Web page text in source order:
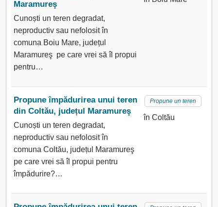
Maramureş
Cunoști un teren degradat,
neproductiv sau nefolosit în
comuna Boiu Mare, județul
Maramureş pe care vrei să îl propui
pentru…
Propune împădurirea unui teren
din Coltău, județul Maramureş
Cunoști un teren degradat,
neproductiv sau nefolosit în
comuna Coltău, județul Maramureş
pe care vrei să îl propui pentru
împădurire?…
Propune un teren
în Coltău